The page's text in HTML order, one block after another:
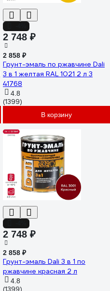
2 748 ₽
2 858 ₽
Грунт-эмаль по ржавчине Dali
3 в 1 желтая RAL 1021 2 л 3
41768
4.8
(1399)
В корзину
2 748 ₽
2 858 ₽
Грунт-эмаль Dali 3 в 1 по
ржавчине красная 2 л
4.8
(1399)